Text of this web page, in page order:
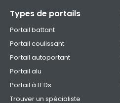
Types de portails
Portail battant
Portail coulissant
Portail autoportant
Portail alu
Portail à LEDs
Trouver un spécialiste